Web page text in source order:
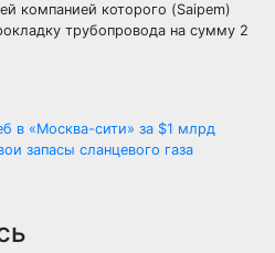
компанией которого (Saipem)
трубопровода на сумму 2
в «Москва-сити» за $1 млрд
запасы сланцевого газа